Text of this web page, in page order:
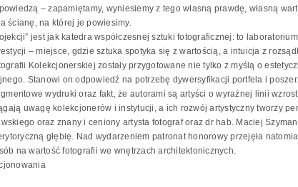
– zapamiętamy, wyniesiemy z tego własną prawdę, własną
ścianę, na której je powiesimy.
jest jak katedra współczesnej sztuki fotograficznej: to
– miejsce, gdzie sztuka spotyka się z wartością, a intuicja z
Kolekcjonerskiej zostały przygotowane nie tylko z myślą o
Stanowi on odpowiedź na potrzebę dywersyfikacji portfela i
wydruki oraz fakt, że autorami są artyści o wyraźnej linii
uwagę kolekcjonerów i instytucji, a ich rozwój artystyczny tworzy
oraz znany i ceniony artysta fotograf oraz dr hab. Maciej
głębię. Nad wydarzeniem patronat honorowy przejęła
na wartość fotografii we wnętrzach architektonicznych.